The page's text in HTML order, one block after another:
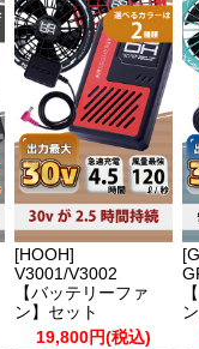
[HOOH]
V3001/V3002
【バッテリーファ
ン】セット
19,800円(税込)